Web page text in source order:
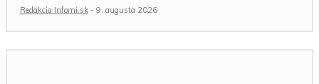
Redakcia Infomi.sk - 9. augusta 2026